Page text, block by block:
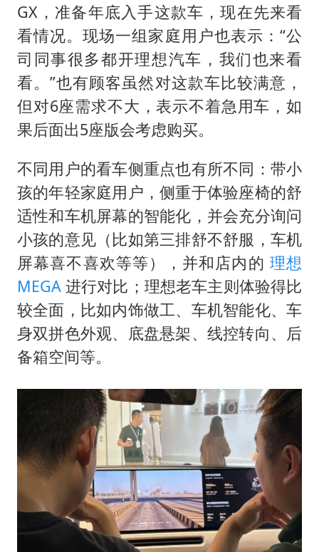
GX，准备年底入手这款车，现在先来看
看情况。现场一组家庭用户也表示：“公
司同事很多都开理想汽车，我们也来看
看。”也有顾客虽然对这款车比较满意，
但对6座需求不大，表示不着急用车，如
果后面出5座版会考虑购买。
不同用户的看车侧重点也有所不同：带小
孩的年轻家庭用户，侧重于体验座椅的舒
适性和车机屏幕的智能化，并会充分询问
小孩的意见（比如第三排舒不舒服，车机
屏幕喜不喜欢等等），并和店内的 理想
MEGA进行对比；理想老车主则体验得比
较全面，比如内饰做工、车机智能化、车
身双拼色外观、底盘悬架、线控转向、后
备箱空间等。